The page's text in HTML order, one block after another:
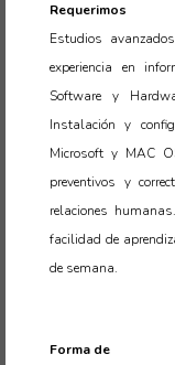
Requerimos
Estudios
experiencia en
Software y
Instalación y
Microsoft y MAC
preventivos y
relaciones
facilidad de
de semana.
Forma de